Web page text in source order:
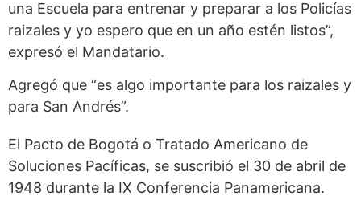
una Escuela para entrenar y preparar a los Policías
raizales y yo espero que en un año estén listos”,
expresó el Mandatario.
Agregó que “es algo importante para los raizales y
para San Andrés”.
El Pacto de Bogotá o Tratado Americano de
Soluciones Pacíficas, se suscribió el 30 de abril de
1948 durante la IX Conferencia Panamericana.